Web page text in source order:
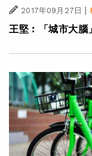
2017年09月27日 |
王堅︰「城市大腦